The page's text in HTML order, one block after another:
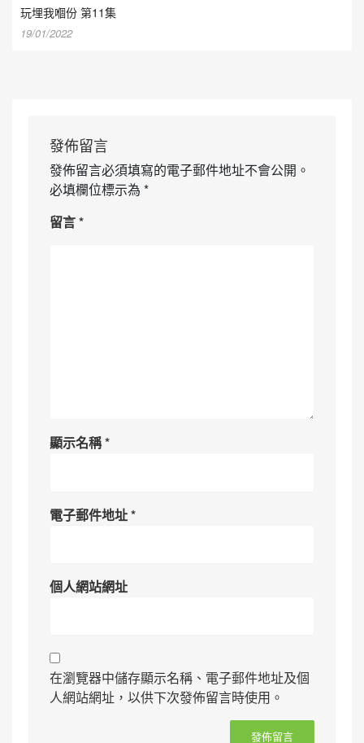
玩埋我嗰份 第11集
19/01/2022
發佈留言
發佈留言必須填寫的電子郵件地址不會公開。
必填欄位標示為 *
留言*
顯示名稱*
電子郵件地址*
個人網站網址
在瀏覽器中儲存顯示名稱、電子郵件地址及個
人網站網址，以供下次發佈留言時使用。